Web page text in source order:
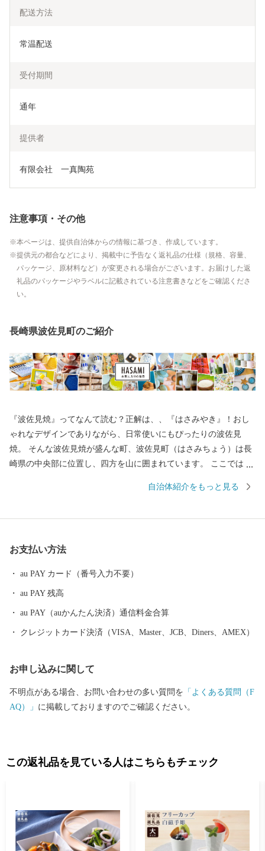
配送方法
常温配送
受付期間
通年
提供者
有限会社　一真陶苑
注意事項・その他
本ページは、提供自治体からの情報に基づき、作成しています。
提供元の都合などにより、掲載中に予告なく返礼品の仕様（規格、容量、
パッケージ、原材料など）が変更される場合がございます。お届けした返
礼品のパッケージやラベルに記載されている注意書きなどをご確認くださ
い。
長崎県波佐見町のご紹介
『波佐見焼』ってなんて読む？正解は、、『はさみやき』！おし
ゃれなデザインでありながら、日常使いにもぴったりの波佐見
焼。 そんな波佐見焼が盛んな町、波佐見町（はさみちょう）は長
崎県の中央部に位置し、四方を山に囲まれています。 ここでは、
な自然のなかで、お米やお茶、アスパラガスなどの農畜産業が行
こで焼かれた「くらわんか碗」が全国に出荷され、当時貴重品で
彩るおしゃれで機能的な日用和食器の一大産地として、全国的に
も高いシェアを誇っています。（すでに皆さまの食卓にも、波佐
見で作られたやきものがあるかも！？）窯元、棚田、温泉など、
自治体紹介をもっと見る
お支払い方法
au PAY カード（番号入力不要）
au PAY 残高
au PAY（auかんたん決済）通信料金合算
クレジットカード決済（VISA、Master、JCB、Diners、AMEX）
お申し込みに関して
不明点がある場合、お問い合わせの多い質問を 「よくある質問（F
AQ）」 に掲載しておりますのでご確認ください。
この返礼品を見ている人はこちらもチェック